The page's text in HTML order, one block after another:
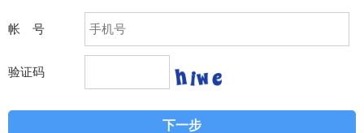
帐 号
验证码
下一步